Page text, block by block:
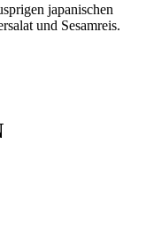
japanischen
und Sesamreis.